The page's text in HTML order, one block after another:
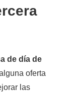
de día de
oferta
las